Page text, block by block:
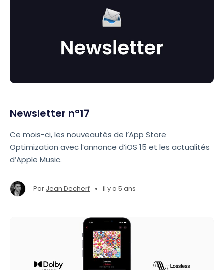
Newsletter n°17
Ce mois-ci, les nouveautés de l’App Store
Optimization avec l’annonce d’iOS 15 et les actualités
d’Apple Music.
Par Jean Decherf • il y a 5 ans